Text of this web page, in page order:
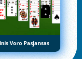
Voro Pasjansas